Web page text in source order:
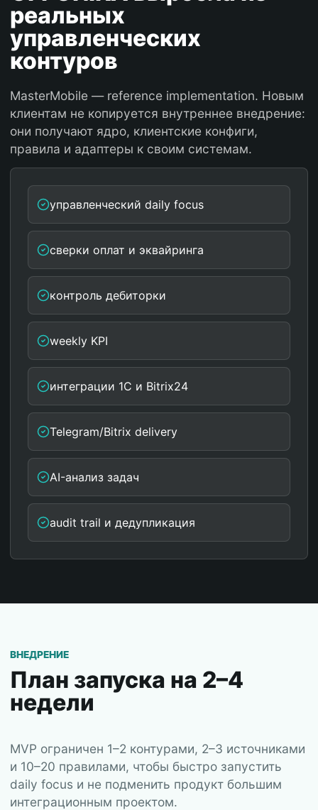
реальных
управленческих
контуров
MasterMobile — reference implementation. Новым
клиентам не копируется внутреннее внедрение:
они получают ядро, клиентские конфиги,
правила и адаптеры к своим системам.
управленческий daily focus
сверки оплат и эквайринга
контроль дебиторки
weekly KPI
интеграции 1С и Bitrix24
Telegram/Bitrix delivery
AI-анализ задач
audit trail и дедупликация
ВНЕДРЕНИЕ
План запуска на 2–4
недели
MVP ограничен 1–2 контурами, 2–3 источниками
и 10–20 правилами, чтобы быстро запустить
daily focus и не подменить продукт большим
интеграционным проектом.